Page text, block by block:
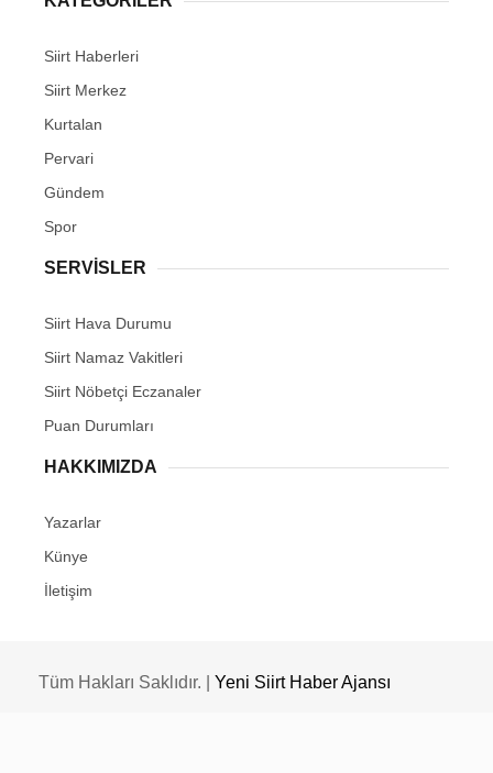
Siirt Haberleri
Siirt Merkez
Kurtalan
Pervari
Gündem
Spor
SERVİSLER
Siirt Hava Durumu
Siirt Namaz Vakitleri
Siirt Nöbetçi Eczanaler
Puan Durumları
HAKKIMIZDA
Yazarlar
Künye
İletişim
Tüm Hakları Saklıdır. | Yeni Siirt Haber Ajansı